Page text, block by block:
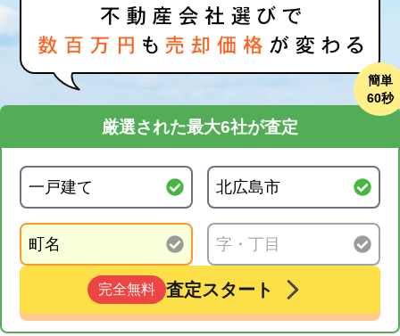
簡単
60秒
厳選された最大6社が査定
完全無料 査定スタート
家査定シミュレーター
お問い合わせ